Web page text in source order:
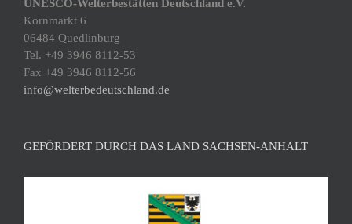
UNESCO-Welterbestätten Deutschland e.V.
Kornmarkt 6
06484 Quedlinburg
Tel. +49 3946 8112-53
Fax +49 3946 8112-56
info@welterbedeutschland.de
GEFÖRDERT DURCH DAS LAND SACHSEN-ANHALT